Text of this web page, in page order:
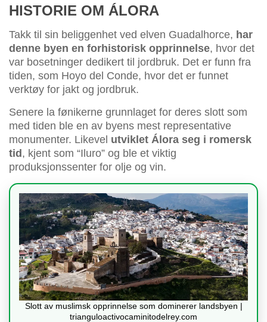
HISTORIE OM ÁLORA
Takk til sin beliggenhet ved elven Guadalhorce, har
denne byen en forhistorisk opprinnelse, hvor det
var bosetninger dedikert til jordbruk. Det er funn fra
tiden, som Hoyo del Conde, hvor det er funnet
verktøy for jakt og jordbruk.
Senere la fønikerne grunnlaget for deres slott som
med tiden ble en av byens mest representative
monumenter. Likevel utviklet Álora seg i romersk
tid , kjent som “Iluro” og ble et viktig
produksjonssenter for olje og vin.
Slott av muslimsk opprinnelse som dominerer landsbyen |
trianguloactivocaminitodelrey.com